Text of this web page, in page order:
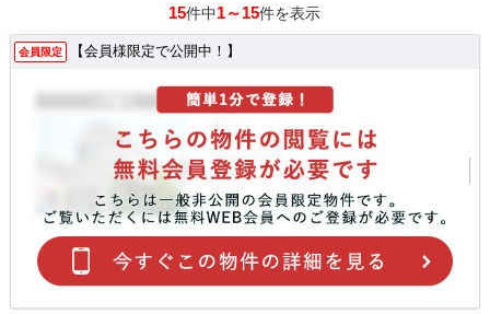
15件中1～15件を表示
会員限定 【会員様限定で公開中！】